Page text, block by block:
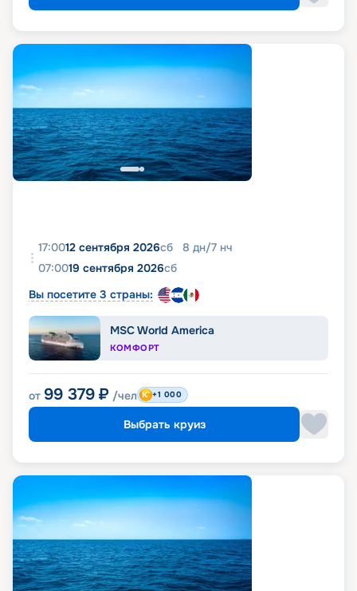
17:0012 сентября 2026сб 8 дн/7 нч
07:0019 сентября 2026сб
Вы посетите 3 страны:
MSC World America
КОМФОРТ
от 99 379 ₽ /чел +1 000
Выбрать круиз